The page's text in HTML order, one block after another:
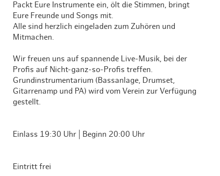
Packt Eure Instrumente ein, ölt die Stimmen, bringt
Eure Freunde und Songs mit.
Alle sind herzlich eingeladen zum Zuhören und
Mitmachen.
Wir freuen uns auf spannende Live-Musik, bei der
Profis auf Nicht-ganz-so-Profis treffen.
Grundinstrumentarium (Bassanlage, Drumset,
Gitarrenamp und PA) wird vom Verein zur Verfügung
gestellt.
Einlass 19:30 Uhr | Beginn 20:00 Uhr
Eintritt frei